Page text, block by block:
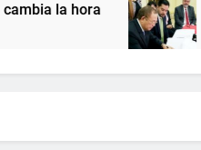
hora
8 Años Atrás